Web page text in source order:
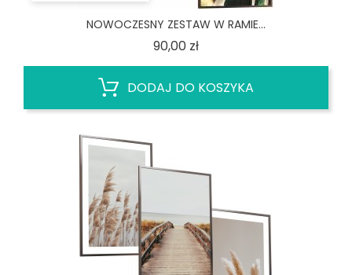
NOWOCZESNY ZESTAW W RAMIE...
90,00 złCena
DODAJ DO KOSZYKA